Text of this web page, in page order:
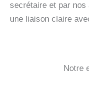
secrétaire et par
une liaison claire
Notre